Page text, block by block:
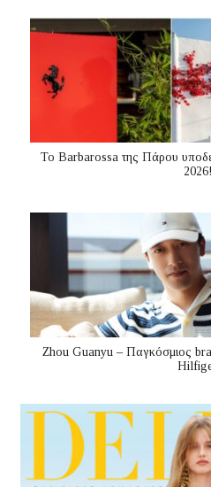
Το Barbarossa της Πάρου
2026!
Zhou Guanyu – Παγκόσμιος